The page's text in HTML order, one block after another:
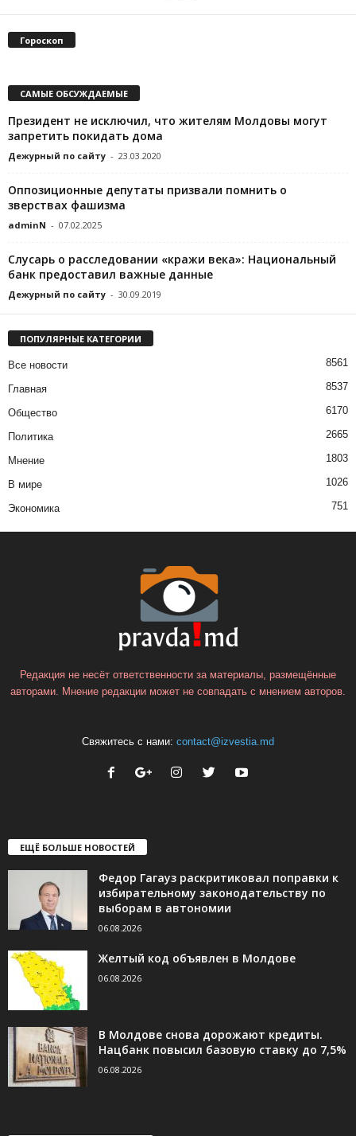
Гороскоп
САМЫЕ ОБСУЖДАЕМЫЕ
Президент не исключил, что жителям Молдовы могут
запретить покидать дома
Дежурный по сайту - 23.03.2020
Оппозиционные депутаты призвали помнить о
зверствах фашизма
adminN - 07.02.2025
Слусарь о расследовании «кражи века»: Национальный
банк предоставил важные данные
Дежурный по сайту - 30.09.2019
ПОПУЛЯРНЫЕ КАТЕГОРИИ
Все новости 8561
Главная 8537
Общество 6170
Политика 2665
Мнение 1803
В мире 1026
Экономика 751
Редакция не несёт ответственности за материалы, размещённые
авторами. Мнение редакции может не совпадать с мнением авторов.
Свяжитесь с нами: contact@izvestia.md
ЕЩЁ БОЛЬШЕ НОВОСТЕЙ
Федор Гагауз раскритиковал поправки к
избирательному законодательству по
выборам в автономии
06.08.2026
Желтый код объявлен в Молдове
06.08.2026
В Молдове снова дорожают кредиты.
Нацбанк повысил базовую ставку до 7,5%
06.08.2026